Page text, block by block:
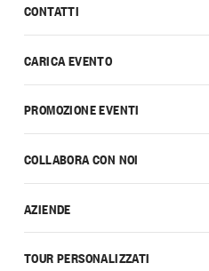
CONTATTI
CARICA EVENTO
PROMOZIONE EVENTI
COLLABORA CON NOI
AZIENDE
TOUR PERSONALIZZATI